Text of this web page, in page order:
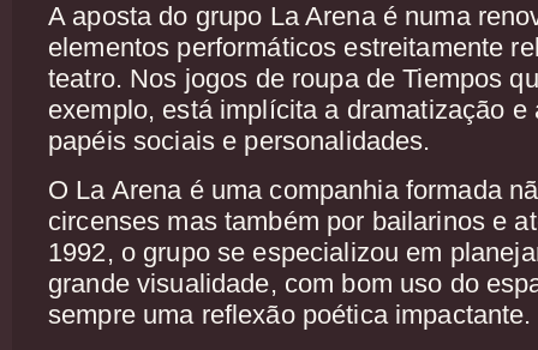
A aposta do grupo La Arena é numa
elementos performáticos estreitamente
teatro. Nos jogos de roupa de Tiempos
exemplo, está implícita a dramatização e
papéis sociais e personalidades.
O La Arena é uma companhia formada
circenses mas também por bailarinos e
1992, o grupo se especializou em
grande visualidade, com bom uso do
sempre uma reflexão poética impactante.